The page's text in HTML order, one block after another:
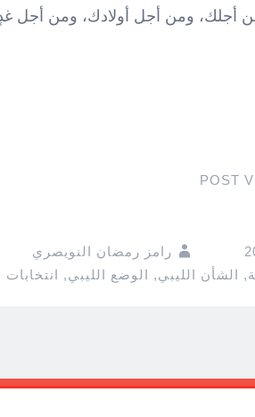
أجلك، ومن أجل أولادك، ومن أجل غدٍ
POST
رامز رمضان النويصري
, الشأن الليبي, الوضع الليبي,